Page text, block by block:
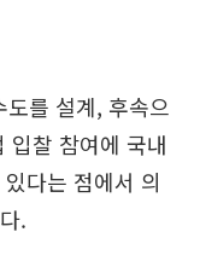
를 설계, 후속으
입찰 참여에 국내
다는 점에서 의
.